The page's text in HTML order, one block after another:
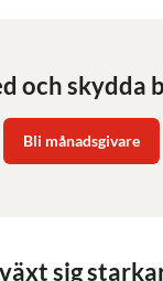
och skydda
Bli månadsgivare
sig